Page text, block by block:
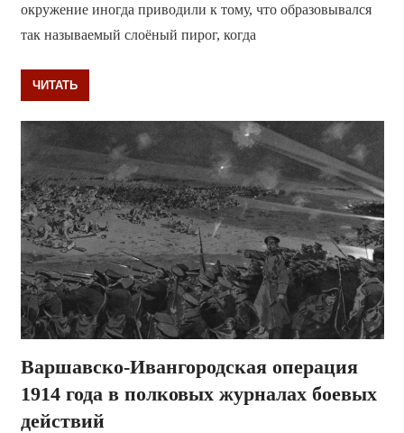
окружение иногда приводили к тому, что образовывался
так называемый слоёный пирог, когда
ЧИТАТЬ
Варшавско-Ивангородская операция
1914 года в полковых журналах боевых
действий